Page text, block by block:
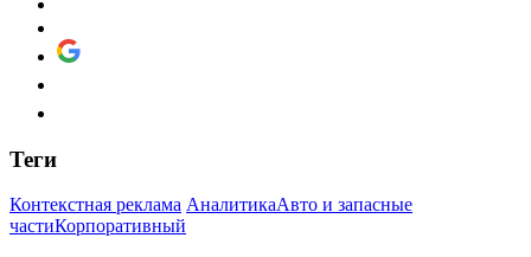
Теги
Контекстная реклама АналитикаАвто и запасные
частиКорпоративный